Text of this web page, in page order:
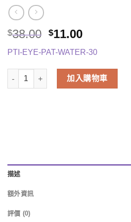
$38.00 Original
price
was:
$38.00.
$11.00Current
price
is:
$11.00.
PTI-EYE-PAT-WATER-30
Prreti - Real WATER 水潤眼膜30 片 數量
加入購物車
描述
額外資訊
評價 (0)